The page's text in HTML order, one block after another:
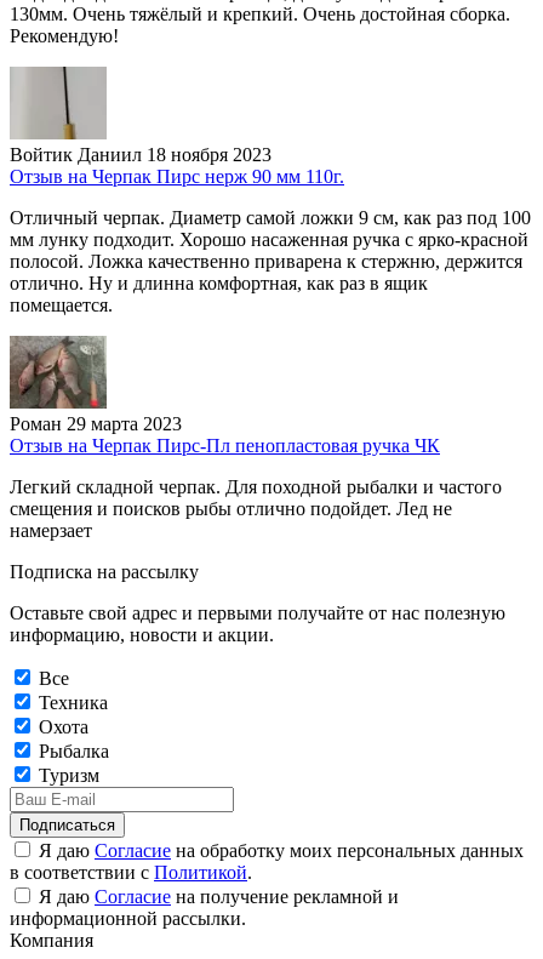
130мм. Очень тяжёлый и крепкий. Очень достойная сборка.
Рекомендую!
Войтик Даниил 18 ноября 2023
Отзыв на Черпак Пирс нерж 90 мм 110г.
Отличный черпак. Диаметр самой ложки 9 см, как раз под 100
мм лунку подходит. Хорошо насаженная ручка с ярко-красной
полосой. Ложка качественно приварена к стержню, держится
отлично. Ну и длинна комфортная, как раз в ящик
помещается.
Роман 29 марта 2023
Отзыв на Черпак Пирс-Пл пенопластовая ручка ЧК
Легкий складной черпак. Для походной рыбалки и частого
смещения и поисков рыбы отлично подойдет. Лед не
намерзает
Подписка на рассылку
Оставьте свой адрес и первыми получайте от нас полезную
информацию, новости и акции.
Все
Техника
Охота
Рыбалка
Туризм
Подписаться
Я даю Согласие на обработку моих персональных данных
в соответствии с Политикой.
Я даю Согласие на получение рекламной и
информационной рассылки.
Компания